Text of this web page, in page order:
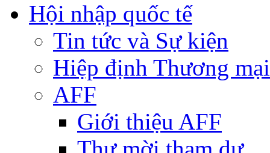
Hội nhập quốc tế
Tin tức và Sự kiện
Hiệp định Thương
AFF
Giới thiệu AFF